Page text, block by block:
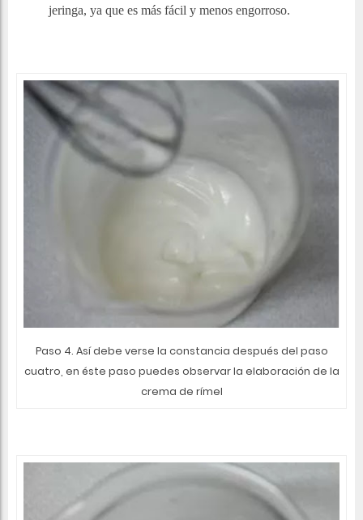
jeringa, ya que es más fácil y menos engorroso.
Paso 4. Así debe verse la constancia después del paso
cuatro, en éste paso puedes observar la elaboración de la
crema de rímel